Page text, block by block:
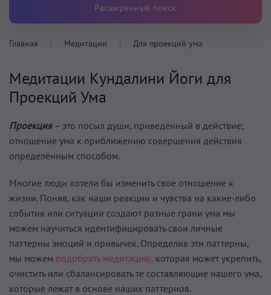
Расширенный поиск
Главная Медитации Для проекций ума
Медитации Кундалини Йоги для
Проекций Ума
Проекция– это посыл души, приведённый в действие;
отношение ума к приближению совершения действия
определённым способом.
Многие люди хотели бы изменить свое отношение к
жизни. Поняв, как наши реакции и чувства на какие-либо
события или ситуации создают разные грани ума мы
можем научиться идентифицировать свои личные
паттерны эмоций и привычек. Определив эти паттерны,
мы можем подобрать медитацию, которая может укрепить,
очистить или сбалансировать те составляющие нашего ума,
которые лежат в основе наших паттернов.